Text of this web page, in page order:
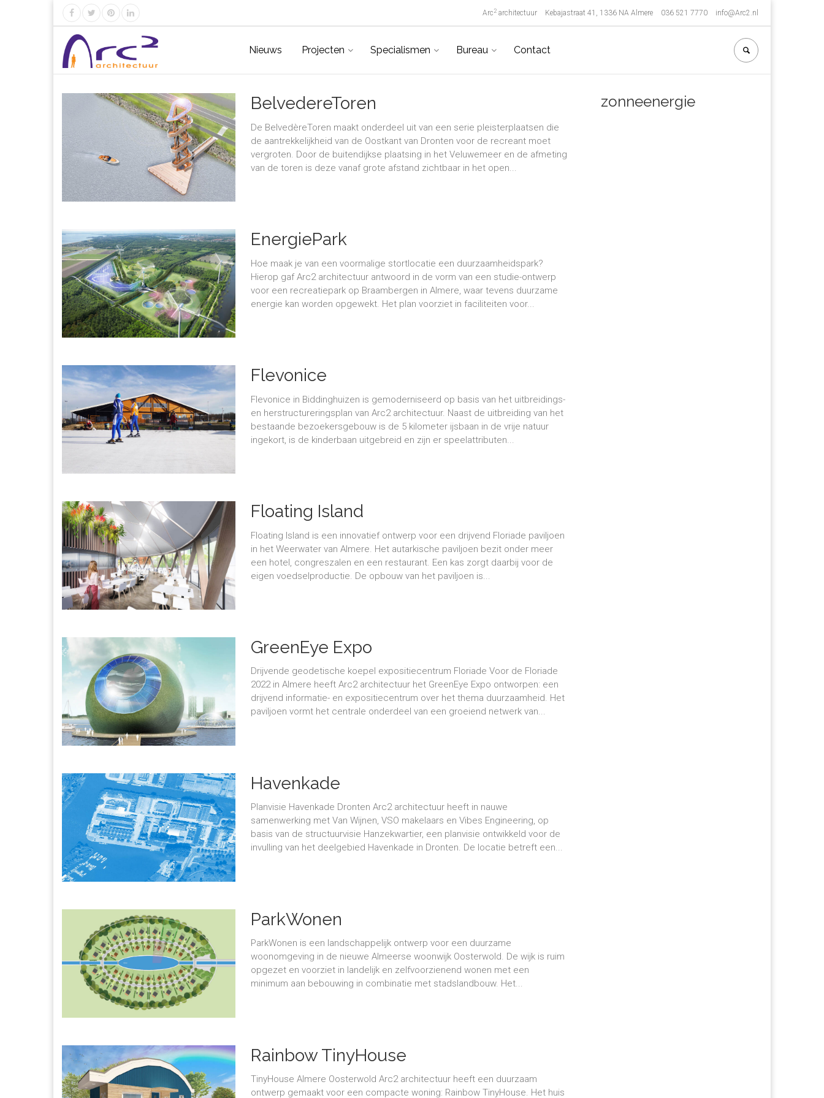
Arc 2 architectuur Kebajastraat 41, 1336 NA Almere 036 521 7770 info@Arc2.nl
Nieuws Projecten Specialismen Bureau Contact
BelvedereToren
De BelvedèreToren maakt onderdeel uit van een serie pleisterplaatsen die
de aantrekkelijkheid van de Oostkant van Dronten voor de recreant moet
vergroten. Door de buitendijkse plaatsing in het Veluwemeer en de afmeting
van de toren is deze vanaf grote afstand zichtbaar in het open...
EnergiePark
Hoe maak je van een voormalige stortlocatie een duurzaamheidspark?
Hierop gaf Arc2 architectuur antwoord in de vorm van een studie-ontwerp
voor een recreatiepark op Braambergen in Almere, waar tevens duurzame
energie kan worden opgewekt. Het plan voorziet in faciliteiten voor...
Flevonice
Flevonice in Biddinghuizen is gemoderniseerd op basis van het uitbreidings-
en herstructureringsplan van Arc2 architectuur. Naast de uitbreiding van het
bestaande bezoekersgebouw is de 5 kilometer ijsbaan in de vrije natuur
ingekort, is de kinderbaan uitgebreid en zijn er speelattributen...
Floating Island
Floating Island is een innovatief ontwerp voor een drijvend Floriade paviljoen
in het Weerwater van Almere. Het autarkische paviljoen bezit onder meer
een hotel, congreszalen en een restaurant. Een kas zorgt daarbij voor de
eigen voedselproductie. De opbouw van het paviljoen is...
GreenEye Expo
Drijvende geodetische koepel expositiecentrum Floriade Voor de Floriade
2022 in Almere heeft Arc2 architectuur het GreenEye Expo ontworpen: een
drijvend informatie- en expositiecentrum over het thema duurzaamheid. Het
paviljoen vormt het centrale onderdeel van een groeiend netwerk van...
Havenkade
Planvisie Havenkade Dronten Arc2 architectuur heeft in nauwe
samenwerking met Van Wijnen, VSO makelaars en Vibes Engineering, op
basis van de structuurvisie Hanzekwartier, een planvisie ontwikkeld voor de
invulling van het deelgebied Havenkade in Dronten. De locatie betreft een...
ParkWonen
ParkWonen is een landschappelijk ontwerp voor een duurzame
woonomgeving in de nieuwe Almeerse woonwijk Oosterwold. De wijk is ruim
opgezet en voorziet in landelijk en zelfvoorzienend wonen met een
minimum aan bebouwing in combinatie met stadslandbouw. Het...
Rainbow TinyHouse
TinyHouse Almere Oosterwold Arc2 architectuur heeft een duurzaam
ontwerp gemaakt voor een compacte woning: Rainbow TinyHouse. Het huis
zonneenergie